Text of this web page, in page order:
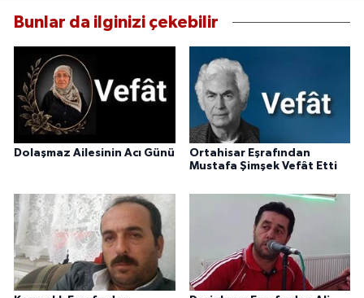
Bunlar da ilginizi çekebilir
Dolaşmaz Ailesinin Acı Günü
Ortahisar Eşrafından
Mustafa Şimşek Vefât Etti